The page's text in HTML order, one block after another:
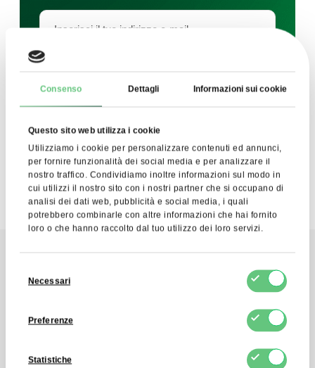
Consenso Dettagli Informazioni sui cookie
Questo sito web utilizza i cookie
Utilizziamo i cookie per personalizzare contenuti ed annunci,
per fornire funzionalità dei social media e per analizzare il
nostro traffico. Condividiamo inoltre informazioni sul modo in
cui utilizzi il nostro sito con i nostri partner che si occupano di
analisi dei dati web, pubblicità e social media, i quali
potrebbero combinarle con altre informazioni che hai fornito
loro o che hanno raccolto dal tuo utilizzo dei loro servizi.
delNecessari
Preferenze
Statistiche
parte di FDCM E-commerce S.A. ai fini del servizio di
qualsiasi momento.
Contatto
Invia un messaggio
Contattaci tramite il modulo di